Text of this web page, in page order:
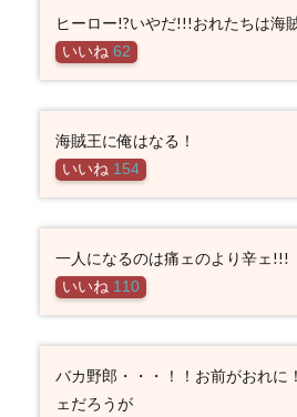
ヒーロー!?いやだ!!!おれたちは海
いいね 62
海賊王に俺はなる！
いいね 154
一人になるのは痛ェのより辛ェ!!!
いいね 110
バカ野郎・・・！！お前がおれに
ェだろうが